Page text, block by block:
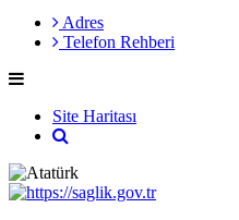
Adres
Telefon Rehberi
Site Haritası